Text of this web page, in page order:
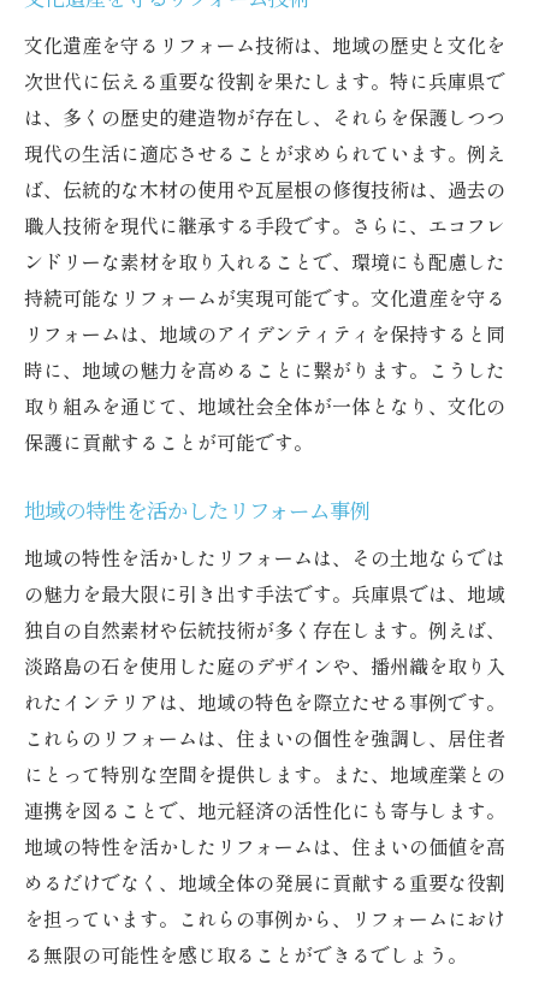
文化遺産を守るリフォーム技術は、地域の歴史と文化を
次世代に伝える重要な役割を果たします。特に兵庫県で
は、多くの歴史的建造物が存在し、それらを保護しつつ
現代の生活に適応させることが求められています。例え
ば、伝統的な木材の使用や瓦屋根の修復技術は、過去の
職人技術を現代に継承する手段です。さらに、エコフレ
ンドリーな素材を取り入れることで、環境にも配慮した
持続可能なリフォームが実現可能です。文化遺産を守る
リフォームは、地域のアイデンティティを保持すると同
時に、地域の魅力を高めることに繋がります。こうした
取り組みを通じて、地域社会全体が一体となり、文化の
保護に貢献することが可能です。
地域の特性を活かしたリフォーム事例
地域の特性を活かしたリフォームは、その土地ならでは
の魅力を最大限に引き出す手法です。兵庫県では、地域
独自の自然素材や伝統技術が多く存在します。例えば、
淡路島の石を使用した庭のデザインや、播州織を取り入
れたインテリアは、地域の特色を際立たせる事例です。
これらのリフォームは、住まいの個性を強調し、居住者
にとって特別な空間を提供します。また、地域産業との
連携を図ることで、地元経済の活性化にも寄与します。
地域の特性を活かしたリフォームは、住まいの価値を高
めるだけでなく、地域全体の発展に貢献する重要な役割
を担っています。これらの事例から、リフォームにおけ
る無限の可能性を感じ取ることができるでしょう。